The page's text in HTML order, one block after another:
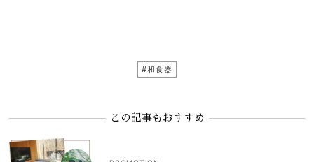
#和食器
この記事もおすすめ